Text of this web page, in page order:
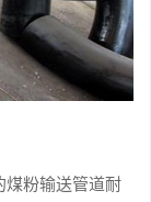
煤粉输送管道耐